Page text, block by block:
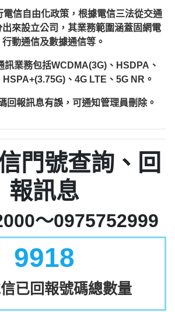
電信自由化政策，根據電信三法從交通
來設立公司，其業務範圍涵蓋固網電
行動通信及數據通信等。
訊業務包括WCDMA(3G)、HSDPA、
、4G LTE、5G NR。
回報訊息有誤，可通知管理員刪除。
門號查詢、回
報訊息
～0975752999
9918
已回報號碼總數量